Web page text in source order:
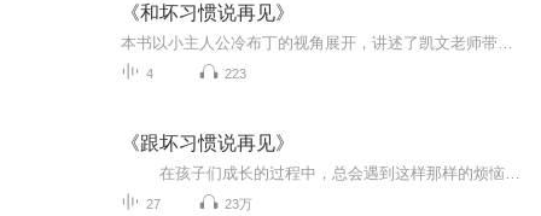
《和坏习惯说再见》
4 223
《跟坏习惯说再见》
27 23万